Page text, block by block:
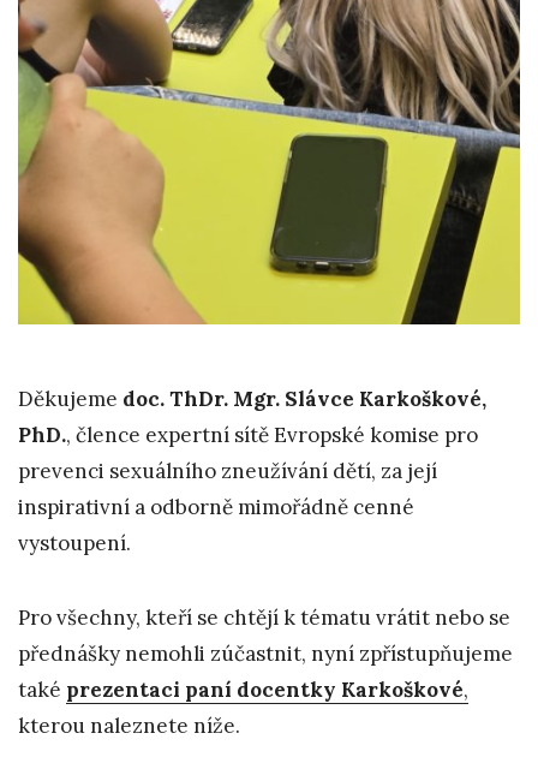
Děkujeme doc. ThDr. Mgr. Slávce Karkoškové,
PhD., člence expertní sítě Evropské komise pro
prevenci sexuálního zneužívání dětí, za její
inspirativní a odborně mimořádně cenné
vystoupení.
Pro všechny, kteří se chtějí k tématu vrátit nebo se
přednášky nemohli zúčastnit, nyní zpřístupňujeme
také prezentaci paní docentky Karkoškové,
kterou naleznete níže.